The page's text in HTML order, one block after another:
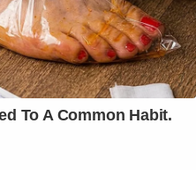
To A Common Habit.